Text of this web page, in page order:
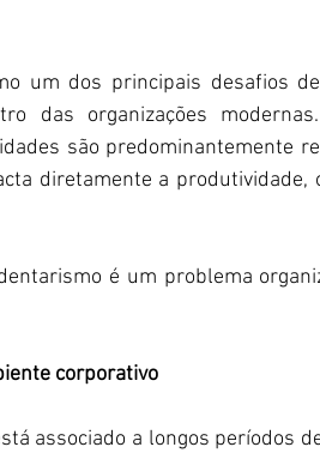
um dos principais desafios
das organizações
são predominantemente
diretamente a produtividade,
é um problema
corporativo
associado a longos períodos